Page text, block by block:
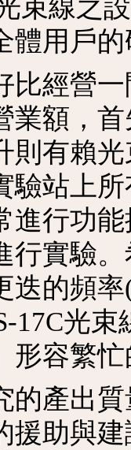
束線之
體用戶
比經營
業額，
則有賴
驗站上
進行功
行實驗
迭的頻
17C光
形容繁
的產出
援助與